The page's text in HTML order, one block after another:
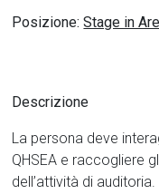
Posizione:Stage in
Descrizione
La persona deve
QHSEA e raccogliere
dell’attività di